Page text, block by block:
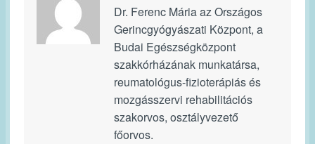
Dr. Ferenc Mária az Országos
Gerincgyógyászati Központ, a
Budai Egészségközpont
szakkórházának munkatársa,
reumatológus-fizioterápiás és
mozgásszervi rehabilitációs
szakorvos, osztályvezető
főorvos.